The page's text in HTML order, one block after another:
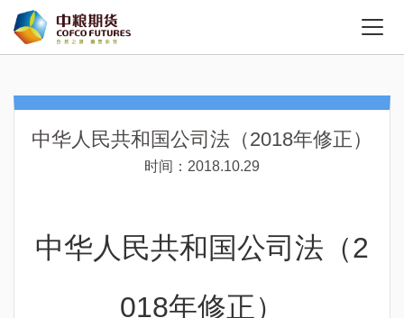
中华人民共和国公司法（2018年修正）
时间：2018.10.29
中华人民共和国公司法（2
018年修正）